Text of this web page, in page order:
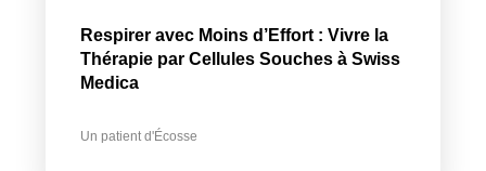
Respirer avec Moins d’Effort : Vivre la
Thérapie par Cellules Souches à Swiss
Medica
Un patient d'Écosse